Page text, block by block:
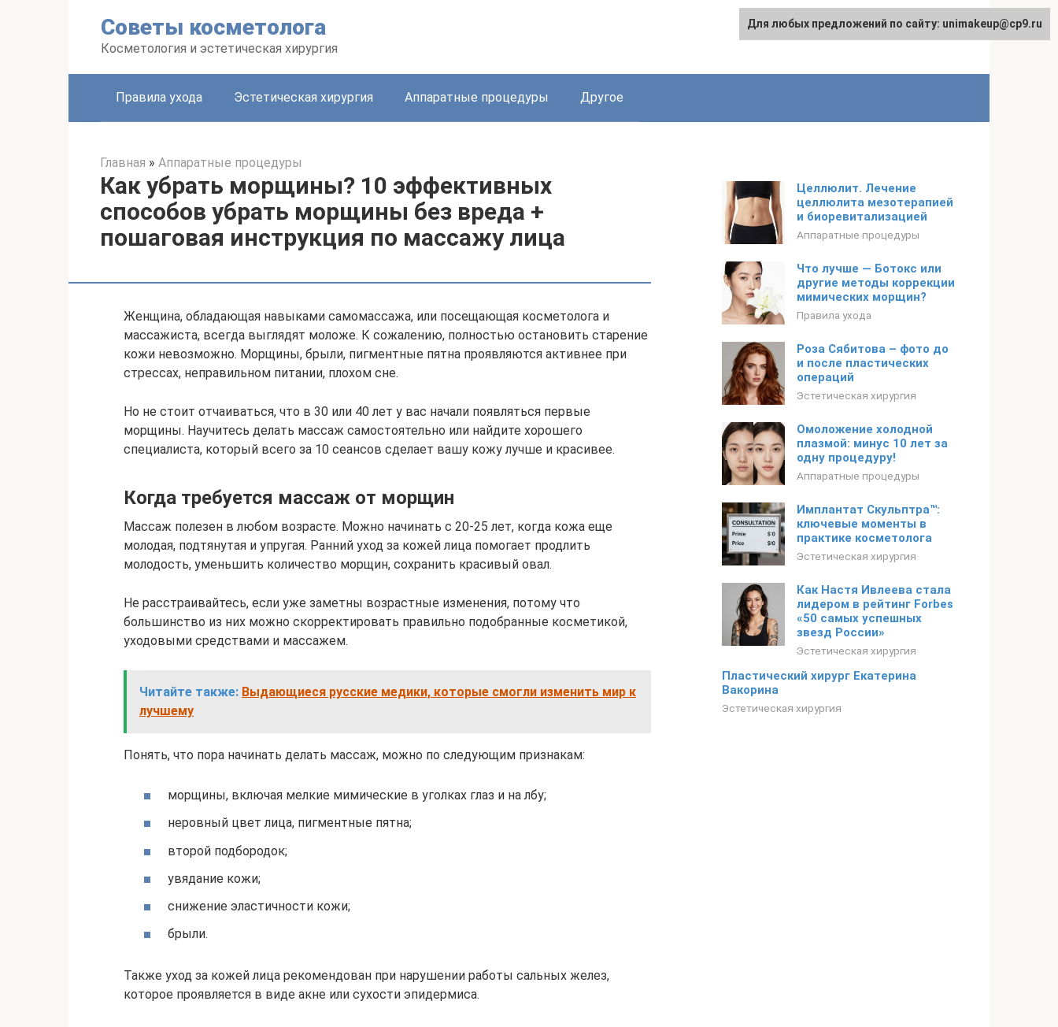
Советы косметолога
Косметология и эстетическая хирургия
Правила ухода Эстетическая хирургия Аппаратные процедуры Другое
Главная » Аппаратные процедуры
Как убрать морщины? 10 эффективных
способов убрать морщины без вреда +
пошаговая инструкция по массажу лица
Женщина, обладающая навыками самомассажа, или посещающая косметолога и
массажиста, всегда выглядят моложе. К сожалению, полностью остановить старение
кожи невозможно. Морщины, брыли, пигментные пятна проявляются активнее при
стрессах, неправильном питании, плохом сне.
Но не стоит отчаиваться, что в 30 или 40 лет у вас начали появляться первые
морщины. Научитесь делать массаж самостоятельно или найдите хорошего
специалиста, который всего за 10 сеансов сделает вашу кожу лучше и красивее.
Когда требуется массаж от морщин
Массаж полезен в любом возрасте. Можно начинать с 20-25 лет, когда кожа еще
молодая, подтянутая и упругая. Ранний уход за кожей лица помогает продлить
молодость, уменьшить количество морщин, сохранить красивый овал.
Не расстраивайтесь, если уже заметны возрастные изменения, потому что
большинство из них можно скорректировать правильно подобранные косметикой,
уходовыми средствами и массажем.
Читайте также: Выдающиеся русские медики, которые смогли изменить мир к
лучшему
Понять, что пора начинать делать массаж, можно по следующим признакам:
морщины, включая мелкие мимические в уголках глаз и на лбу;
неровный цвет лица, пигментные пятна;
второй подбородок;
увядание кожи;
снижение эластичности кожи;
брыли.
Также уход за кожей лица рекомендован при нарушении работы сальных желез,
которое проявляется в виде акне или сухости эпидермиса.
Целлюлит. Лечение
целлюлита мезотерапией
и биоревитализацией
Аппаратные процедуры
Что лучше — Ботокс или
другие методы коррекции
мимических морщин?
Правила ухода
Роза Сябитова – фото до
и после пластических
операций
Эстетическая хирургия
Омоложение холодной
плазмой: минус 10 лет за
одну процедуру!
Аппаратные процедуры
Имплантат Скульптра™:
ключевые моменты в
практике косметолога
Эстетическая хирургия
Как Настя Ивлеева стала
лидером в рейтинг Forbes
«50 самых успешных
звезд России»
Эстетическая хирургия
Пластический хирург Екатерина
Вакорина
Эстетическая хирургия
Для любых предложений по сайту: unimakeup@cp9.ru